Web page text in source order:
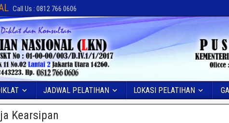
Call Us : 0812 766 0606
JADWAL PELATIHAN LOKASI PELATIHAN
Kearsipan